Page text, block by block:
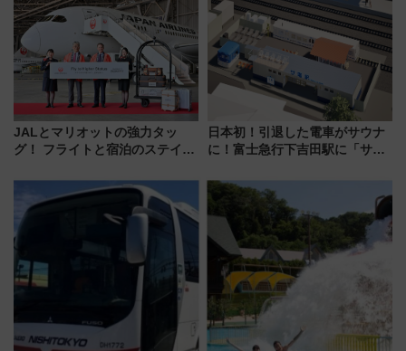
ト 参加方法や体験内容を紹介
した、推し活遠征や観光時のリ
アルな懐事情
JALとマリオットの強力タッ
グ！ フライトと宿泊のステイタ
上級会員資格を効率よく獲得す
る方法を解説
日本初！引退した電車がサウナ
に！富士急行下吉田駅に「サ電
業 行き交う電車の音や振動を
感じながら「ととのう」新感覚